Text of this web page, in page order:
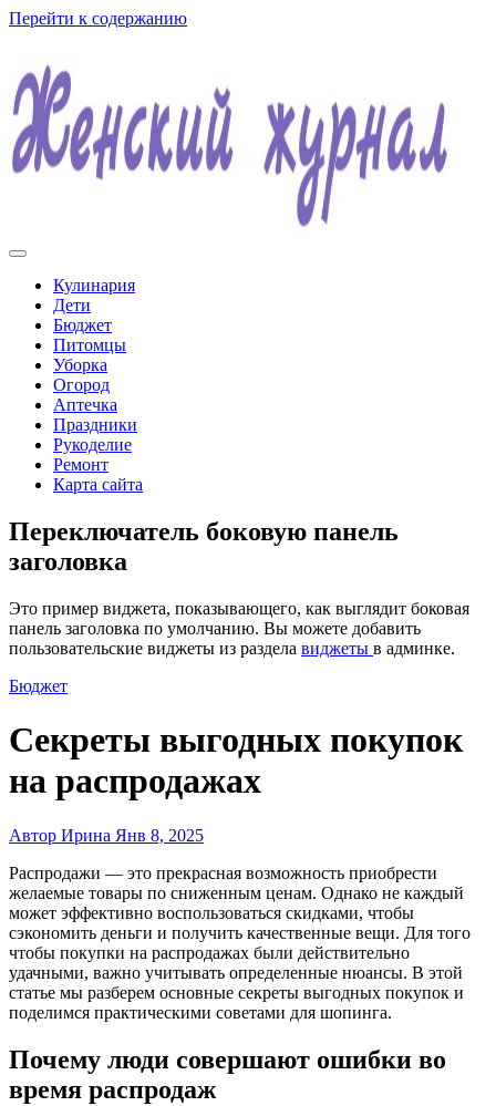
Перейти к содержанию
Женский журнал
Кулинария
Дети
Бюджет
Питомцы
Уборка
Огород
Аптечка
Праздники
Рукоделие
Ремонт
Карта сайта
Переключатель боковую панель
заголовка
Это пример виджета, показывающего, как выглядит боковая
панель заголовка по умолчанию. Вы можете добавить
пользовательские виджеты из раздела виджеты в админке.
Бюджет
Секреты выгодных покупок
на распродажах
Автор Ирина Янв 8, 2025
Распродажи — это прекрасная возможность приобрести
желаемые товары по сниженным ценам. Однако не каждый
может эффективно воспользоваться скидками, чтобы
сэкономить деньги и получить качественные вещи. Для того
чтобы покупки на распродажах были действительно
удачными, важно учитывать определенные нюансы. В этой
статье мы разберем основные секреты выгодных покупок и
поделимся практическими советами для шопинга.
Почему люди совершают ошибки во
время распродаж